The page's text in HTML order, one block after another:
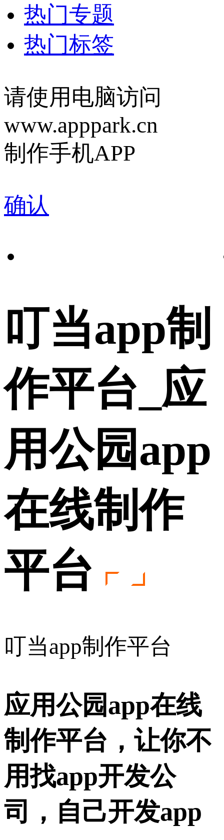
热门专题
热门标签
请使用电脑访问
www.apppark.cn
制作手机APP
确认
叮当app制
作平台_应
用公园app
在线制作
平台
叮当app制作平台
应用公园app在线
制作平台，让你不
用找app开发公
司，自己开发app